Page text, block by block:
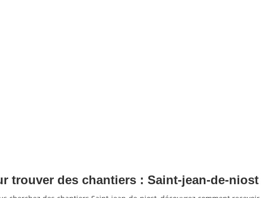
trouver des chantiers : Saint-jean-de-niost